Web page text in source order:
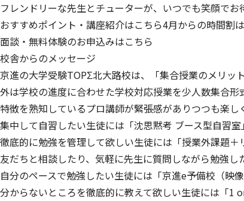
フレンドリーな先生とチューターが、いつでも笑顔で
おすすめポイント・講座紹介はこちら4月からの時間割
面談・無料体験のお申込みはこちら
校舎からのメッセージ
京進の大学受験TOPΣ北大路校は、「集合授業のメリッ
外は学校の進度に合わせた学校対応授業を少人数集合
特徴を熟知しているプロ講師が緊張感がありつつも楽
集中して自習したい生徒には「沈思黙考 ブース型自習室」
徹底的に勉強を管理して欲しい生徒には「授業外課題＋
友だちと相談したり、気軽に先生に質問しながら勉強し
自分のペースで勉強したい生徒には「京進e予備校（映像
分からないところを徹底的に教えて欲しい生徒には「1